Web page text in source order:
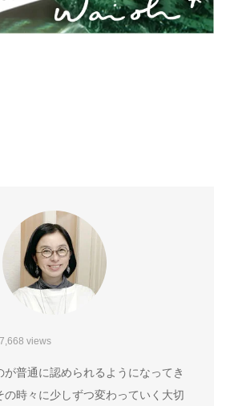
views
が普通に認められるようになってき
の時々に少しずつ変わっていく大切